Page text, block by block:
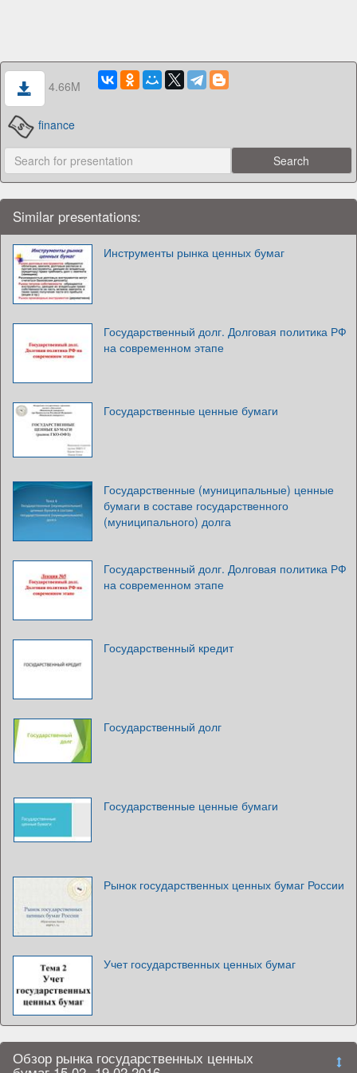
4.66M
finance
Similar presentations:
Инструменты рынка ценных бумаг
Государственный долг. Долговая политика РФ
на современном этапе
Государственные ценные бумаги
Государственные (муниципальные) ценные
бумаги в составе государственного
(муниципального) долга
Государственный долг. Долговая политика РФ
на современном этапе
Государственный кредит
Государственный долг
Государственные ценные бумаги
Рынок государственных ценных бумаг России
Учет государственных ценных бумаг
Обзор рынка государственных ценных